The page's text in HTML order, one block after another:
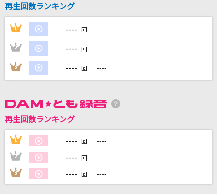
堕天
Creepy Nuts
DAMの新曲・ランキングなど
カラオケ最新情報をチェック！
カラオケをもっと楽しもう！
再生回数ランキング
1 ---- 回 ----
2 ---- 回 ----
3 ---- 回 ----
再生回数ランキング
1 ---- 回 ----
2 ---- 回 ----
3 ---- 回 ----